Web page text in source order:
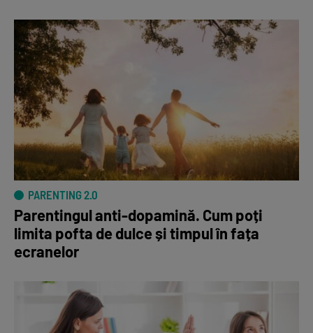
PARENTING 2.0
Parentingul anti-dopamină. Cum poți
limita pofta de dulce și timpul în fața
ecranelor